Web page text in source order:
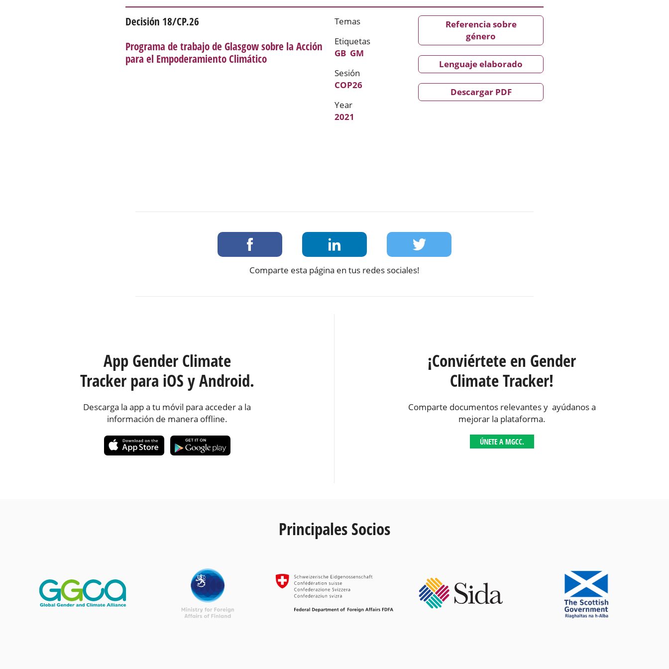
Decisión 18/CP.26
Programa de trabajo de Glasgow sobre la Acción
para el Empoderamiento Climático
Temas
Etiquetas
GB GM
Sesión
COP26
Year
2021
Referencia sobre
género
Lenguaje elaborado
Descargar PDF
Comparte esta página en tus redes sociales!
App Gender Climate
Tracker para iOS y Android.
Descarga la app a tu móvil para acceder a la
información de manera offline.
¡Conviértete en Gender
Climate Tracker!
Comparte documentos relevantes y ayúdanos a
mejorar la plataforma.
ÚNETE A MGCC.
Principales Socios